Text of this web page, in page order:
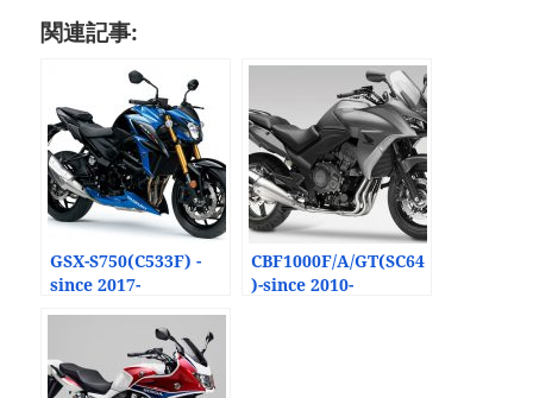
関連記事:
GSX-S750(C533F) -
since 2017-
CBF1000F/A/GT(SC64
)-since 2010-